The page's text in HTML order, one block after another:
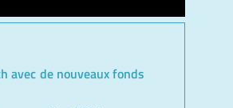
avec de nouveaux fonds